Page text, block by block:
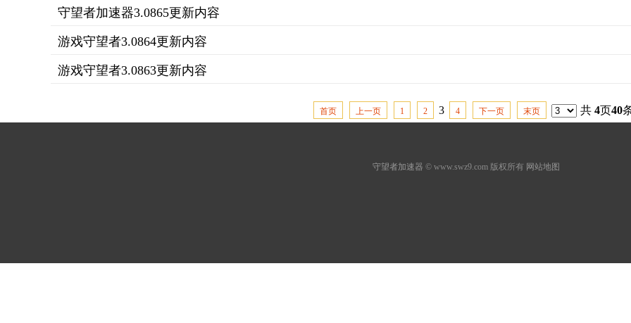
守望者加速器3.0865更新内容
游戏守望者3.0864更新内容
游戏守望者3.0863更新内容
首页 上一页 1 2 3 4 下一页 末页 共 4页40
守望者加速器 © www.swz9.com 版权所有 网站地图